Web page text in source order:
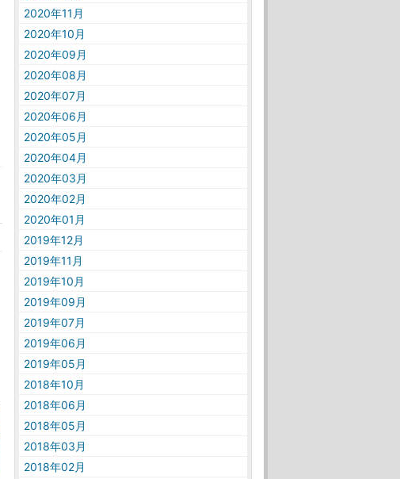
2020年11月
2020年10月
2020年09月
2020年08月
2020年07月
2020年06月
2020年05月
2020年04月
2020年03月
2020年02月
2020年01月
2019年12月
2019年11月
2019年10月
2019年09月
2019年07月
2019年06月
2019年05月
2018年10月
2018年06月
2018年05月
2018年03月
2018年02月